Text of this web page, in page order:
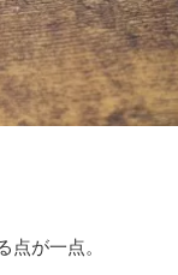
が一点。